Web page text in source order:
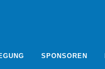
SPONSOREN